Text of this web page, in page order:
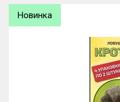
Новинка